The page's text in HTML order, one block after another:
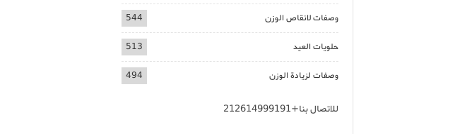
وصفات لانقاص الوزن 544
حلويات العيد 513
وصفات لزيادة الوزن 494
للاتصال بنا+212614999191